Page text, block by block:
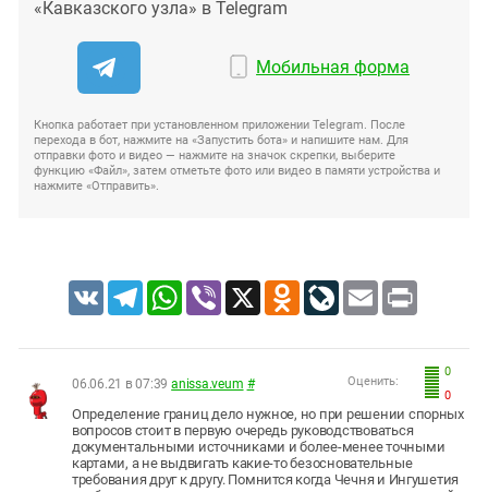
«Кавказского узла» в Telegram
Мобильная форма
Кнопка работает при установленном приложении Telegram. После
перехода в бот, нажмите на «Запустить бота» и напишите нам. Для
отправки фото и видео — нажмите на значок скрепки, выберите
функцию «Файл», затем отметьте фото или видео в памяти устройства и
нажмите «Отправить».
VK TelegramWhatsApp
Viber X Odnoklassniki
LiveJournal
Email Print
0
0
Оценить:
06.06.21 в 07:39 anissa.veum #
Определение границ дело нужное, но при решении спорных
вопросов стоит в первую очередь руководствоваться
документальными источниками и более-менее точными
картами, а не выдвигать какие-то безосновательные
требования друг к другу. Помнится когда Чечня и Ингушетия